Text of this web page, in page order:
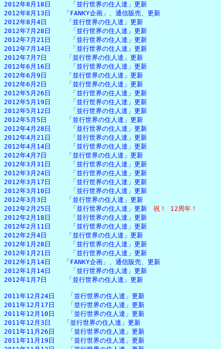
2012年8月18日　　　「並行世界の住人達」更新
2012年8月13日　　「FANKY企画」、通信販売、更新
2012年8月4日　　　「並行世界の住人達」更新
2012年7月28日　　　「並行世界の住人達」更新
2012年7月21日　　　「並行世界の住人達」更新
2012年7月14日　　　「並行世界の住人達」更新
2012年7月7日　　　「並行世界の住人達」更新
2012年6月16日　　　「並行世界の住人達」更新
2012年6月9日　　　「並行世界の住人達」更新
2012年6月2日　　　「並行世界の住人達」更新
2012年5月26日　　　「並行世界の住人達」更新
2012年5月19日　　　「並行世界の住人達」更新
2012年5月12日　　　「並行世界の住人達」更新
2012年5月5日　　　「並行世界の住人達」更新
2012年4月28日　　　「並行世界の住人達」更新
2012年4月21日　　　「並行世界の住人達」更新
2012年4月14日　　　「並行世界の住人達」更新
2012年4月7日　　　「並行世界の住人達」更新
2012年3月31日　　　「並行世界の住人達」更新
2012年3月24日　　　「並行世界の住人達」更新
2012年3月17日　　　「並行世界の住人達」更新
2012年3月10日　　　「並行世界の住人達」更新
2012年3月3日　　　「並行世界の住人達」更新
2012年2月25日　　　「並行世界の住人達」更新 祝！ 12周年！
2012年2月18日　　　「並行世界の住人達」更新
2012年2月11日　　　「並行世界の住人達」更新
2012年2月4日　　　「並行世界の住人達」更新
2012年1月28日　　　「並行世界の住人達」更新
2012年1月21日　　　「並行世界の住人達」更新
2012年1月14日　　「FANKY企画」、通信販売、更新
2012年1月14日　　　「並行世界の住人達」更新
2012年1月7日　　　「並行世界の住人達」更新
2011年12月24日　　「並行世界の住人達」更新
2011年12月17日　　「並行世界の住人達」更新
2011年12月10日　　「並行世界の住人達」更新
2011年12月3日　　「並行世界の住人達」更新
2011年11月26日　　「並行世界の住人達」更新
2011年11月19日　　「並行世界の住人達」更新